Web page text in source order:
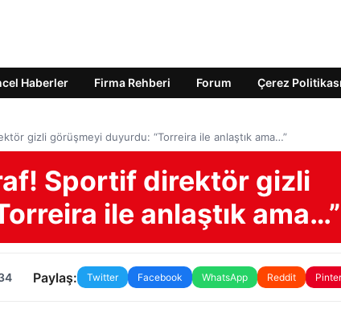
Haberler Firma Rehberi Forum Çerez Politikası
gizli görüşmeyi duyurdu: “Torreira ile anlaştık ama…”
Sportif direktör gizli
ile anlaştık ama…”
Paylaş: Twitter Facebook WhatsApp Reddit